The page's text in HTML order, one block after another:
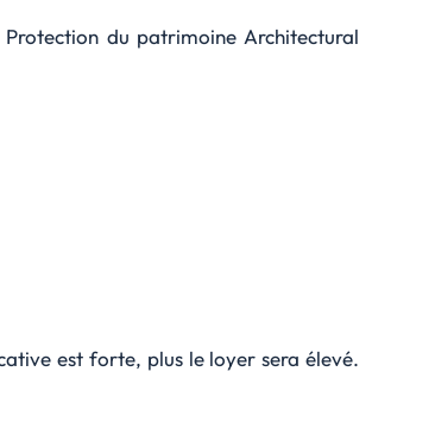
Protection du patrimoine Architectural
est forte, plus le loyer sera élevé.